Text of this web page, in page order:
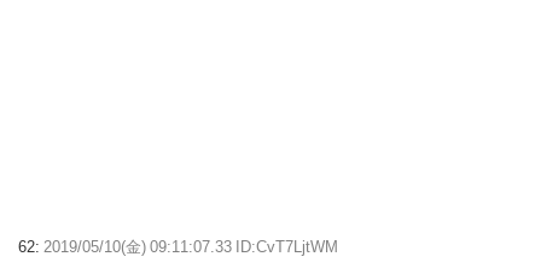
62: 2019/05/10(金) 09:11:07.33 ID:CvT7LjtWM